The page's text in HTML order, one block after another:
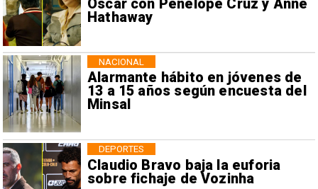
Oscar con Penélope Cruz y Anne
Hathaway
Alarmante hábito en jóvenes de
13 a 15 años según encuesta del
Minsal
NACIONAL
Claudio Bravo baja la euforia
sobre fichaje de Vozinha
DEPORTES